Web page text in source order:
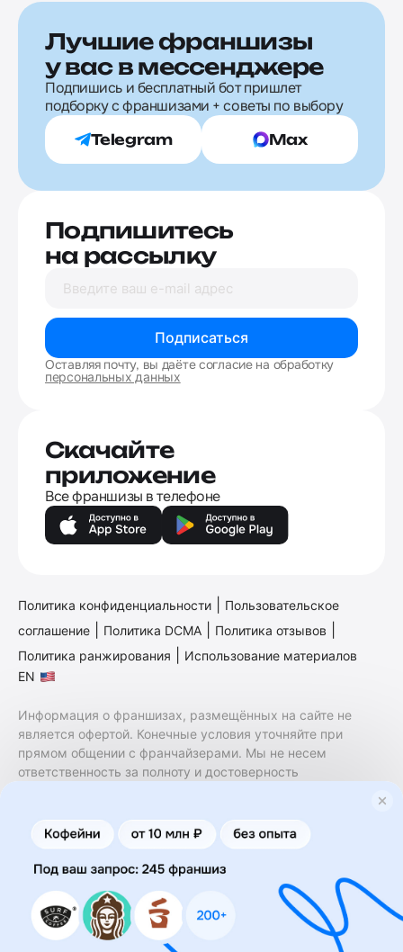
Лучшие франшизы
у вас в мессенджере
Подпишись и бесплатный бот пришлет
подборку с франшизами + советы по выбору
Telegram Max
Подпишитесь
на рассылку
Подписаться
Оставляя почту, вы даёте согласие на обработку
персональных данных
Скачайте
приложение
Все франшизы в телефоне
Политика конфиденциальности
Пользовательское
соглашение
Политика DCMA Политика отзывов
Политика ранжирования
Использование материалов
EN
Информация о франшизах, размещённых на сайте не
является офертой. Конечные условия уточняйте при
прямом общении с франчайзерами. Мы не несем
ответственность за полноту и достоверность
финансовые услуги. Заключение договоров
коммерческой концессии (франчайзинга) осуществляется
правообладателями/их представителями. Бизнесменс.ру
не является посредником или представителем
правообладателя и не несет ответственность за условия
предоставления франшизы и действия лиц,
осуществленные на основании информации, имеющейся